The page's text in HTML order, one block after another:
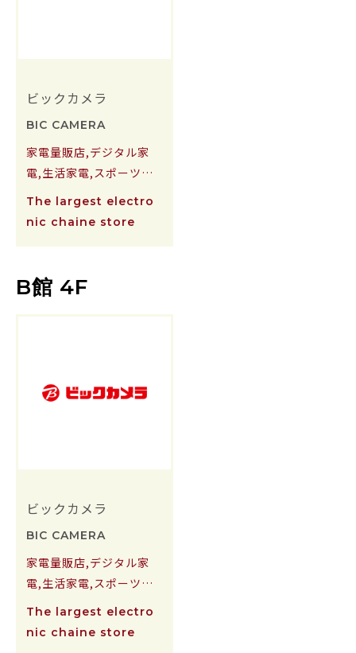
ビックカメラ
BIC CAMERA
家電量販店,デジタル家
電,生活家電,スポーツ用
品
The largest electro
nic chaine store
B館 4F
ビックカメラ
BIC CAMERA
家電量販店,デジタル家
電,生活家電,スポーツ用
品
The largest electro
nic chaine store